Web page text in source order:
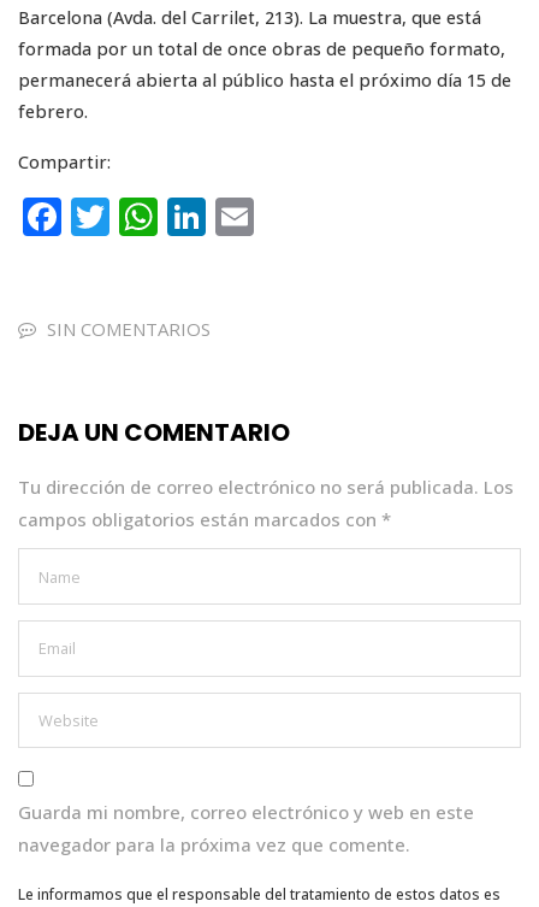
Barcelona (Avda. del Carrilet, 213). La muestra, que está
formada por un total de once obras de pequeño formato,
permanecerá abierta al público hasta el próximo día 15 de
febrero.
Compartir:
F
e
o
k
T
te
W
ts
p
Li
e
SIN COMENTARIOS
DEJA UN COMENTARIO
Tu dirección de correo electrónico no será publicada. Los
campos obligatorios están marcados con *
Guarda mi nombre, correo electrónico y web en este
navegador para la próxima vez que comente.
Le informamos que el responsable del tratamiento de estos datos es